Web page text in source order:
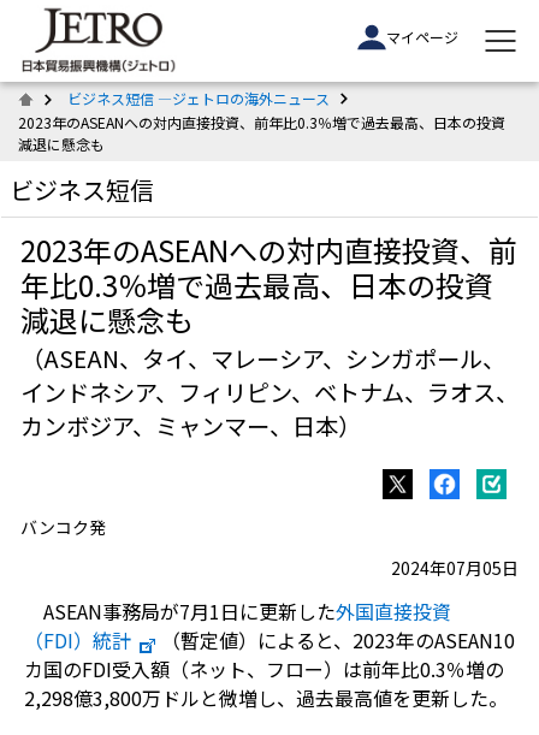
マイページ
ビジネス短信 ―ジェトロの海外ニュース
2023年のASEANへの対内直接投資、前年比0.3％増で過去最高、日本の投資
減退に懸念も
ビジネス短信
2023年のASEANへの対内直接投資、前
年比0.3％増で過去最高、日本の投資
減退に懸念も
（ASEAN、タイ、マレーシア、シンガポール、
インドネシア、フィリピン、ベトナム、ラオス、
カンボジア、ミャンマー、日本）
バンコク発
2024年07月05日
ASEAN事務局が7月1日に更新した外国直接投資
（FDI）統計
（暫定値）によると、2023年のASEAN10
カ国のFDI受入額（ネット、フロー）は前年比0.3％増の
2,298億3,800万ドルと微増し、過去最高値を更新した。